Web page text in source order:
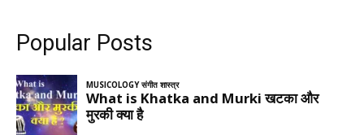
Popular Posts